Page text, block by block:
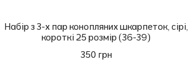
Набір з 3-х пар конопляних шкарпеток, сірі,
короткі 25 розмір (36-39)
350 грн